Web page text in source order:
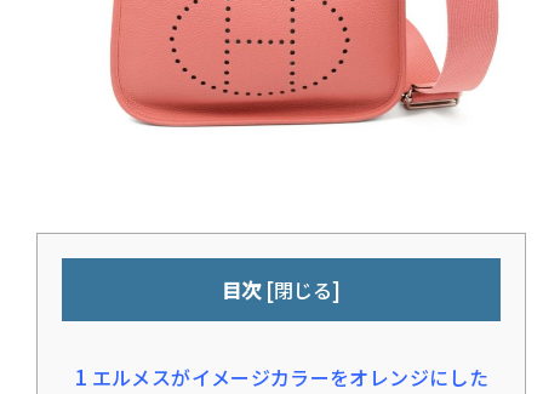
目次 [閉じる]
1 エルメスがイメージカラーをオレンジにした